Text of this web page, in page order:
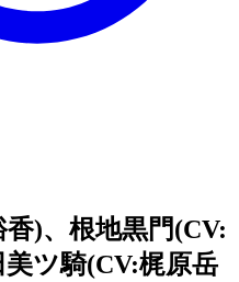
)、根地黒門(CV:
ツ騎(CV:梶原岳